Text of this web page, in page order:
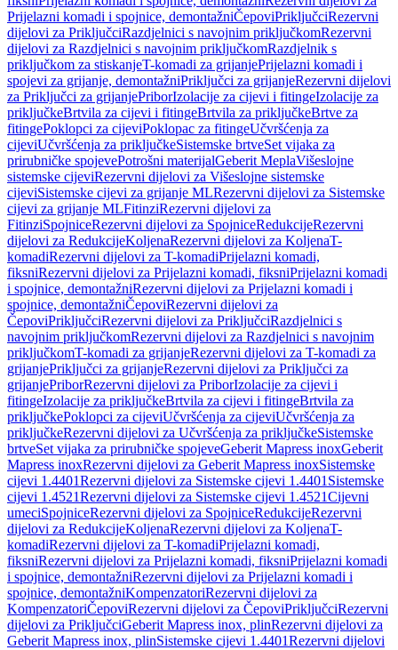
Prijelazni komadi i spojnice, demontažniČepoviPriključciRezervni
dijelovi za PriključciRazdjelnici s navojnim priključkomRezervni
dijelovi za Razdjelnici s navojnim priključkomRazdjelnik s
priključkom za stiskanjeT-komadi za grijanjePrijelazni komadi i
spojevi za grijanje, demontažniPriključci za grijanjeRezervni dijelovi
za Priključci za grijanjePriborIzolacije za cijevi i fitingeIzolacije za
priključkeBrtvila za cijevi i fitingeBrtvila za priključkeBrtve za
fitingePoklopci za cijeviPoklopac za fitingeUčvršćenja za
cijeviUčvršćenja za priključkeSistemske brtveSet vijaka za
prirubničke spojevePotrošni materijalGeberit MeplaVišeslojne
sistemske cijeviRezervni dijelovi za Višeslojne sistemske
cijeviSistemske cijevi za grijanje MLRezervni dijelovi za Sistemske
cijevi za grijanje MLFitinziRezervni dijelovi za
FitinziSpojniceRezervni dijelovi za SpojniceRedukcijeRezervni
dijelovi za RedukcijeKoljenaRezervni dijelovi za KoljenaT-
komadiRezervni dijelovi za T-komadiPrijelazni komadi,
fiksniRezervni dijelovi za Prijelazni komadi, fiksniPrijelazni komadi
i spojnice, demontažniRezervni dijelovi za Prijelazni komadi i
spojnice, demontažniČepoviRezervni dijelovi za
ČepoviPriključciRezervni dijelovi za PriključciRazdjelnici s
navojnim priključkomRezervni dijelovi za Razdjelnici s navojnim
priključkomT-komadi za grijanjeRezervni dijelovi za T-komadi za
grijanjePriključci za grijanjeRezervni dijelovi za Priključci za
grijanjePriborRezervni dijelovi za PriborIzolacije za cijevi i
fitingeIzolacije za priključkeBrtvila za cijevi i fitingeBrtvila za
priključkePoklopci za cijeviUčvršćenja za cijeviUčvršćenja za
priključkeRezervni dijelovi za Učvršćenja za priključkeSistemske
brtveSet vijaka za prirubničke spojeveGeberit Mapress inoxGeberit
Mapress inoxRezervni dijelovi za Geberit Mapress inoxSistemske
cijevi 1.4401Rezervni dijelovi za Sistemske cijevi 1.4401 Sistemske
cijevi 1.4521Rezervni dijelovi za Sistemske cijevi 1.4521Cijevni
umeciSpojniceRezervni dijelovi za SpojniceRedukcijeRezervni
dijelovi za RedukcijeKoljenaRezervni dijelovi za KoljenaT-
komadiRezervni dijelovi za T-komadiPrijelazni komadi,
fiksniRezervni dijelovi za Prijelazni komadi, fiksniPrijelazni komadi
i spojnice, demontažniRezervni dijelovi za Prijelazni komadi i
spojnice, demontažniKompenzatoriRezervni dijelovi za
KompenzatoriČepoviRezervni dijelovi za ČepoviPriključciRezervni
dijelovi za PriključciGeberit Mapress inox, plinRezervni dijelovi za
Geberit Mapress inox, plinSistemske cijevi 1.4401Rezervni dijelovi